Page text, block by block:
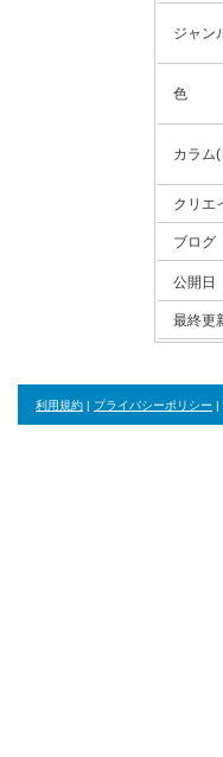
ジャン
色
カラム
クリエ
ブログ
公開日
最終更
利用規約 | プライバシーポリシー |